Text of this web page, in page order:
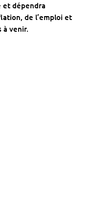
et dépendra
de l’emploi et
à venir.